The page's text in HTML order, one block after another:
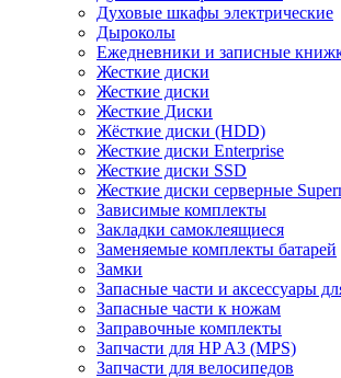
Духовые шкафы электрические
Дыроколы
Ежедневники и записные
Жесткие диски
Жесткие диски
Жесткие Диски
Жёсткие диски (HDD)
Жесткие диски Enterprise
Жесткие диски SSD
Жесткие диски серверные
Зависимые комплекты
Закладки самоклеящиеся
Заменяемые комплекты батарей
Замки
Запасные части и аксессуары
Запасные части к ножам
Заправочные комплекты
Запчасти для HP A3 (MPS)
Запчасти для велосипедов